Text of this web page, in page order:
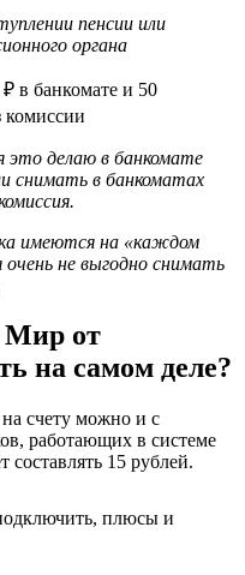
пенсии или
органа
в банкомате и 50
комиссии
это делаю в банкомате
снимать в банкоматах
имеются на «каждом
не выгодно снимать
Мир от
на самом деле?
счету можно и с
работающих в системе
15 рублей.
плюсы и